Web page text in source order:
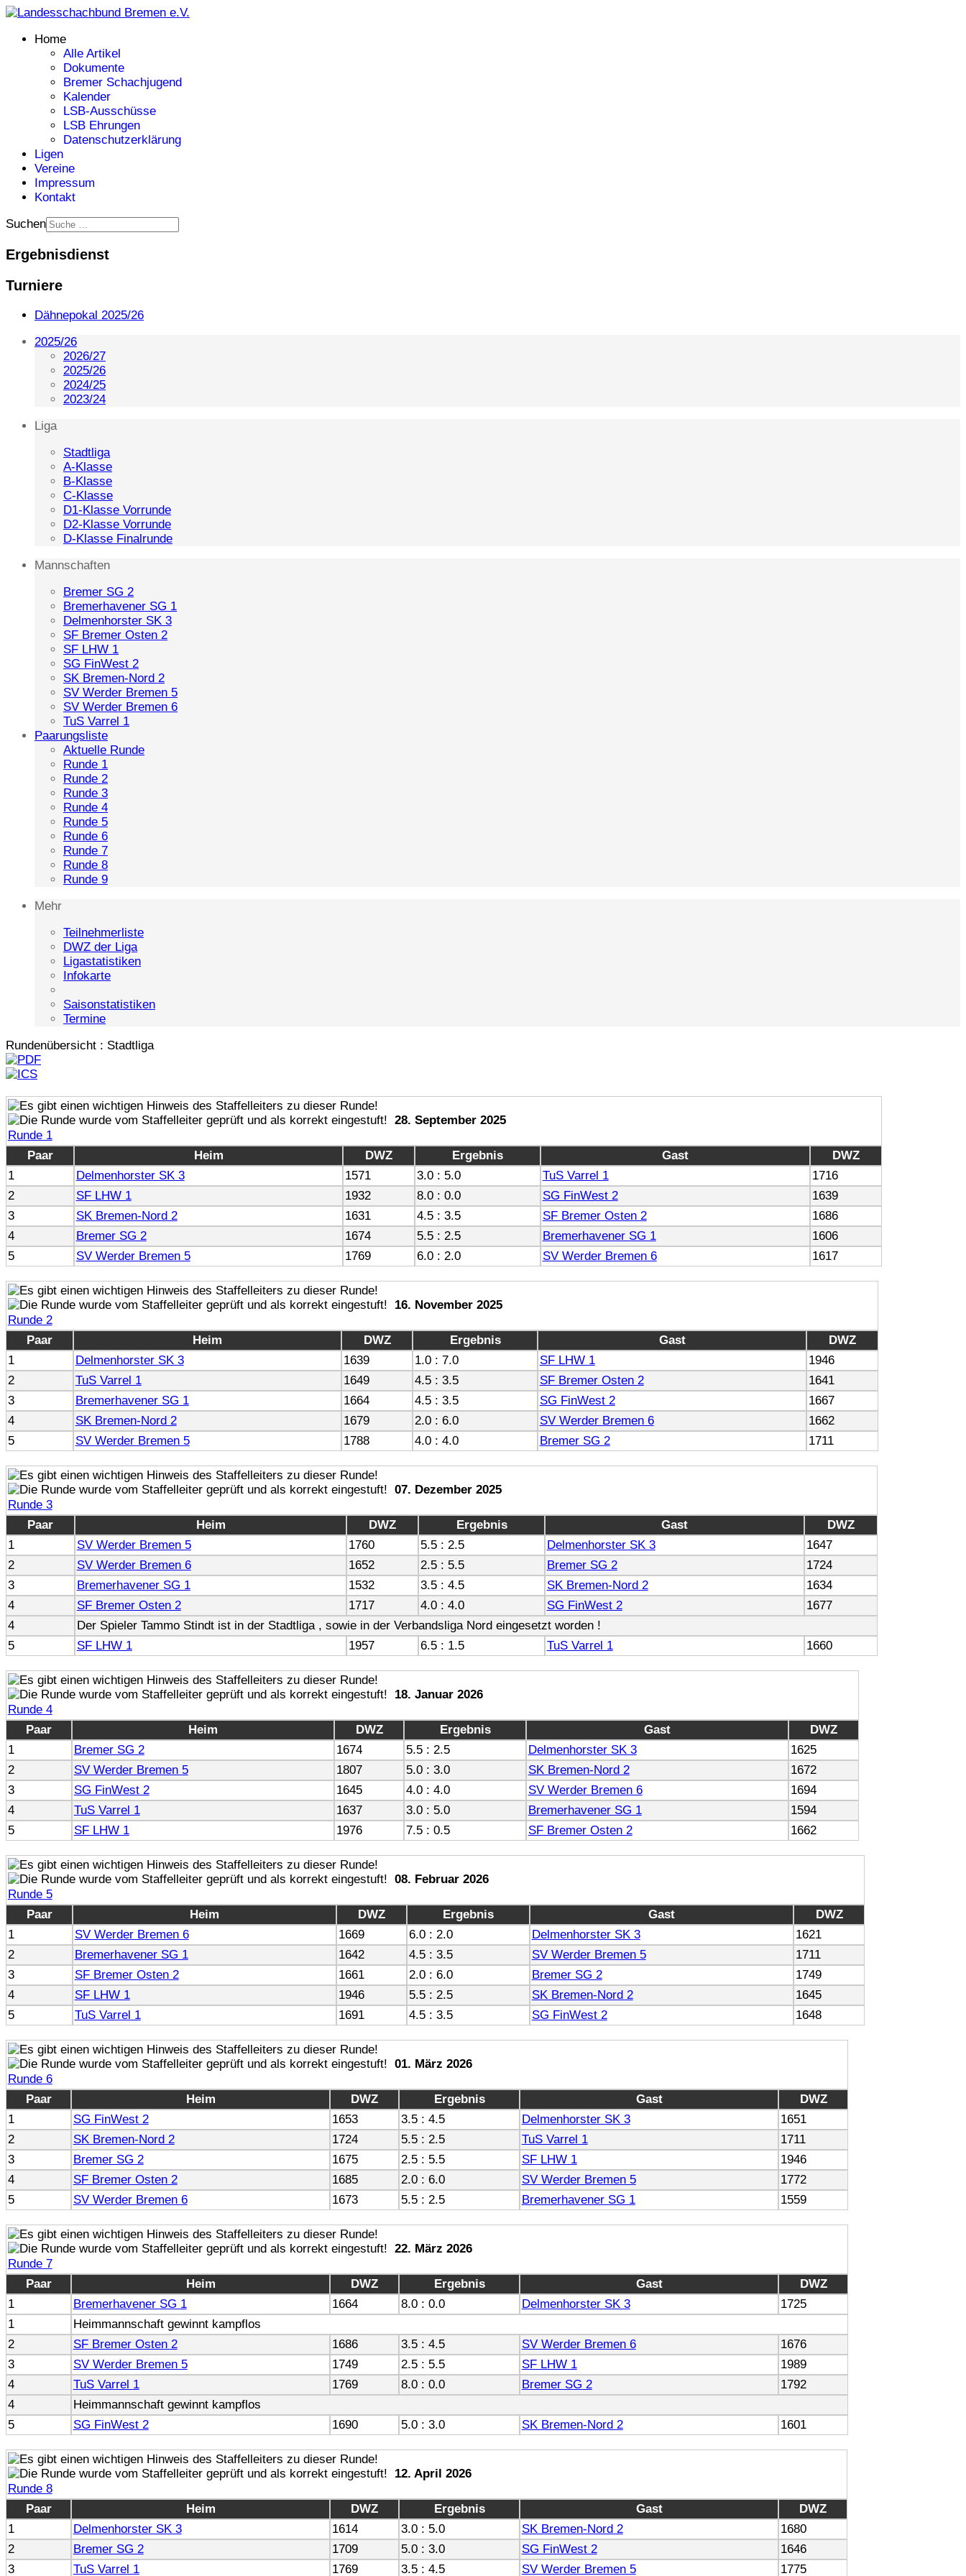
Home
Alle Artikel
Dokumente
Bremer Schachjugend
Kalender
LSB-Ausschüsse
LSB Ehrungen
Datenschutzerklärung
Ligen
Vereine
Impressum
Kontakt
Suchen
Ergebnisdienst
Turniere
Dähnepokal 2025/26
2025/26
2026/27
2025/26
2024/25
2023/24
Liga
Stadtliga
A-Klasse
B-Klasse
C-Klasse
D1-Klasse Vorrunde
D2-Klasse Vorrunde
D-Klasse Finalrunde
Mannschaften
Bremer SG 2
Bremerhavener SG 1
Delmenhorster SK 3
SF Bremer Osten 2
SF LHW 1
SG FinWest 2
SK Bremen-Nord 2
SV Werder Bremen 5
SV Werder Bremen 6
TuS Varrel 1
Paarungsliste
Aktuelle Runde
Runde 1
Runde 2
Runde 3
Runde 4
Runde 5
Runde 6
Runde 7
Runde 8
Runde 9
Mehr
Teilnehmerliste
DWZ der Liga
Ligastatistiken
Infokarte
Saisonstatistiken
Termine
Rundenübersicht : Stadtliga
28. September 2025
Runde 1
Paar
Heim DWZ Ergebnis Gast
DWZ
1
Delmenhorster SK 3 1571 3.0 : 5.0 TuS Varrel 1
1716
2
SF LHW 1 1932 8.0 : 0.0 SG FinWest 2
1639
3
SK Bremen-Nord 2 1631 4.5 : 3.5 SF Bremer Osten 2
1686
4
Bremer SG 2 1674 5.5 : 2.5 Bremerhavener SG 1
1606
5
SV Werder Bremen 5 1769 6.0 : 2.0 SV Werder Bremen 6 1617
16. November 2025
Runde 2
Paar
Heim DWZ Ergebnis Gast
DWZ
1
Delmenhorster SK 3 1639 1.0 : 7.0 SF LHW 1
1946
2
TuS Varrel 1 1649 4.5 : 3.5 SF Bremer Osten 2
1641
3
Bremerhavener SG 1 1664 4.5 : 3.5 SG FinWest 2
1667
4
SK Bremen-Nord 2 1679 2.0 : 6.0 SV Werder Bremen 6
1662
5
SV Werder Bremen 5 1788 4.0 : 4.0 Bremer SG 2 1711
07. Dezember 2025
Runde 3
Paar
Heim DWZ Ergebnis Gast
DWZ
1
SV Werder Bremen 5 1760 5.5 : 2.5 Delmenhorster SK 3
1647
2
SV Werder Bremen 6 1652 2.5 : 5.5 Bremer SG 2
1724
3
Bremerhavener SG 1 1532 3.5 : 4.5 SK Bremen-Nord 2
1634
4
SF Bremer Osten 2 1717 4.0 : 4.0 SG FinWest 2
1677
4
Der Spieler Tammo Stindt ist in der Stadtliga , sowie in der Verbandsliga Nord eingesetzt worden !
5
SF LHW 1 1957 6.5 : 1.5 TuS Varrel 1 1660
18. Januar 2026
Runde 4
Paar
Heim DWZ Ergebnis Gast
DWZ
1
Bremer SG 2 1674 5.5 : 2.5 Delmenhorster SK 3
1625
2
SV Werder Bremen 5 1807 5.0 : 3.0 SK Bremen-Nord 2
1672
3
SG FinWest 2 1645 4.0 : 4.0 SV Werder Bremen 6
1694
4
TuS Varrel 1 1637 3.0 : 5.0 Bremerhavener SG 1
1594
5
SF LHW 1 1976 7.5 : 0.5 SF Bremer Osten 2 1662
08. Februar 2026
Runde 5
Paar
Heim DWZ Ergebnis Gast
DWZ
1
SV Werder Bremen 6 1669 6.0 : 2.0 Delmenhorster SK 3
1621
2
Bremerhavener SG 1 1642 4.5 : 3.5 SV Werder Bremen 5
1711
3
SF Bremer Osten 2 1661 2.0 : 6.0 Bremer SG 2
1749
4
SF LHW 1 1946 5.5 : 2.5 SK Bremen-Nord 2
1645
5
TuS Varrel 1 1691 4.5 : 3.5 SG FinWest 2 1648
01. März 2026
Runde 6
Paar
Heim DWZ Ergebnis Gast
DWZ
1
SG FinWest 2 1653 3.5 : 4.5 Delmenhorster SK 3
1651
2
SK Bremen-Nord 2 1724 5.5 : 2.5 TuS Varrel 1
1711
3
Bremer SG 2 1675 2.5 : 5.5 SF LHW 1
1946
4
SF Bremer Osten 2 1685 2.0 : 6.0 SV Werder Bremen 5
1772
5
SV Werder Bremen 6 1673 5.5 : 2.5 Bremerhavener SG 1 1559
22. März 2026
Runde 7
Paar
Heim DWZ Ergebnis Gast
DWZ
1
Bremerhavener SG 1 1664 8.0 : 0.0 Delmenhorster SK 3
1725
1
Heimmannschaft gewinnt kampflos
2
SF Bremer Osten 2 1686 3.5 : 4.5 SV Werder Bremen 6
1676
3
SV Werder Bremen 5 1749 2.5 : 5.5 SF LHW 1
1989
4
TuS Varrel 1 1769 8.0 : 0.0 Bremer SG 2
1792
4
Heimmannschaft gewinnt kampflos
5
SG FinWest 2 1690 5.0 : 3.0 SK Bremen-Nord 2 1601
12. April 2026
Runde 8
Paar
Heim DWZ Ergebnis Gast
DWZ
1
Delmenhorster SK 3 1614 3.0 : 5.0 SK Bremen-Nord 2
1680
2
Bremer SG 2 1709 5.0 : 3.0 SG FinWest 2
1646
3
TuS Varrel 1 1769 3.5 : 4.5 SV Werder Bremen 5 1775